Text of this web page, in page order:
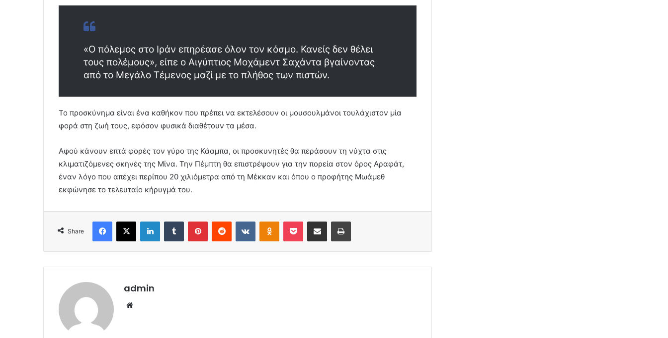
«Ο πόλεμος στο Ιράν επηρέασε όλον τον κόσμο. Κανείς δεν θέλει
τους πολέμους», είπε ο Αιγύπτιος Μοχάμεντ Σαχάντα βγαίνοντας
από το Μεγάλο Τέμενος μαζί με το πλήθος των πιστών.
Το προσκύνημα είναι ένα καθήκον που πρέπει να εκτελέσουν οι μουσουλμάνοι τουλάχιστον μία
φορά στη ζωή τους, εφόσον φυσικά διαθέτουν τα μέσα.
Αφού κάνουν επτά φορές τον γύρο της Κάαμπα, οι προσκυνητές θα περάσουν τη νύχτα στις
κλιματιζόμενες σκηνές της Μίνα. Την Πέμπτη θα επιστρέψουν για την πορεία στον όρος Αραφάτ,
έναν λόγο που απέχει περίπου 20 χιλιόμετρα από τη Μέκκαν και όπου ο προφήτης Μωάμεθ
εκφώνησε το τελευταίο κήρυγμά του.
Share
Facebook
X LinkedInTumblr PinterestReddit VKontakteOdnoklassniki
Pocket Share via Email Print
admin